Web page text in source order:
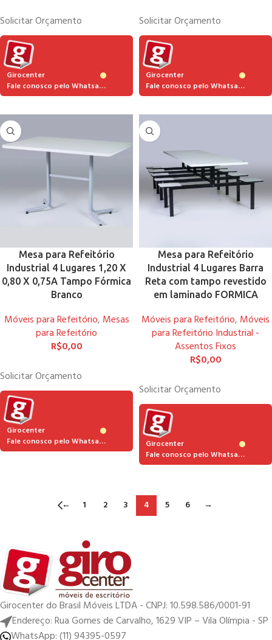
Solicitar Orçamento
Girocenter
Fale conosco pelo Whatsapp
Solicitar Orçamento
Girocenter
Fale conosco pelo Whatsapp
Mesa para Refeitório
Industrial 4 Lugares 1,20 X
0,80 X 0,75A Tampo Fórmica
Branco
Móveis para Refeitório, Mesas
para Refeitório
R$0,00
Solicitar Orçamento
Girocenter
Fale conosco pelo Whatsapp
Mesa para Refeitório
Industrial 4 Lugares Barra
Reta com tampo revestido
em laminado FORMICA
Móveis para Refeitório, Móveis
para Refeitório Industrial -
Assentos Fixos
R$0,00
Solicitar Orçamento
Girocenter
Fale conosco pelo Whatsapp
← 1 2 3 4 5 6 →
Girocenter do Brasil Móveis LTDA - CNPJ: 10.598.586/0001-91
Endereço: Rua Gomes de Carvalho, 1629 VIP – Vila Olímpia - SP
WhatsApp: (11) 94395-0597